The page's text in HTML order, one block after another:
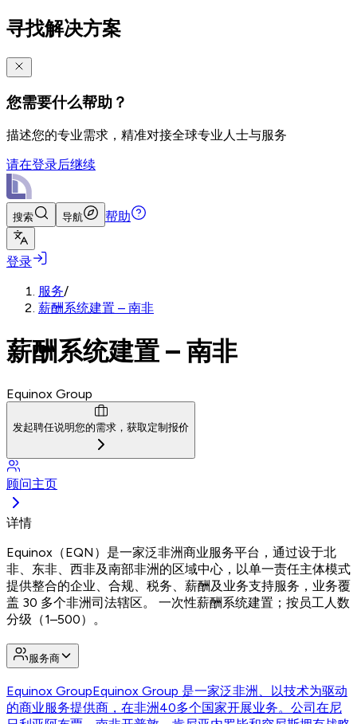
寻找解决方案
您需要什么帮助？
描述您的专业需求，精准对接全球专业人士与服务
请在登录后继续
搜索 导航 帮助
登录
服务/
薪酬系统建置 – 南非
薪酬系统建置 – 南非
Equinox Group
发起聘任说明您的需求，获取定制报价
顾问主页
详情
Equinox（EQN）是一家泛非洲商业服务平台，通过设于北
非、东非、西非及南部非洲的区域中心，以单一责任主体模式
提供整合的企业、合规、税务、薪酬及业务支持服务，业务覆
盖 30 多个非洲司法辖区。 一次性薪酬系统建置；按员工人数
分级（1–500）。
服务商
Equinox GroupEquinox Group 是一家泛非洲、以技术为驱动
的商业服务提供商，在非洲40多个国家开展业务。公司在尼